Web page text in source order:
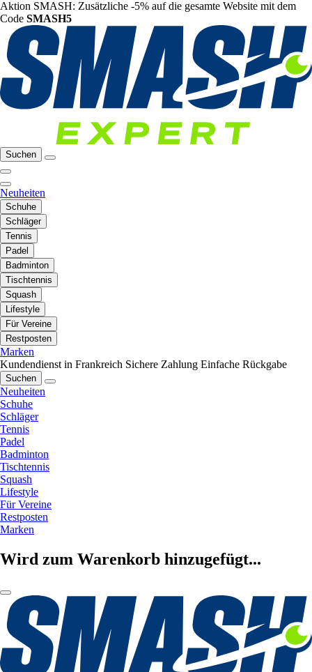
Aktion SMASH: Zusätzliche -5% auf die gesamte Website mit dem
Code SMASH5
Suchen
Neuheiten
Schuhe
Schläger
Tennis
Padel
Badminton
Tischtennis
Squash
Lifestyle
Für Vereine
Restposten
Marken
Kundendienst in Frankreich Sichere Zahlung Einfache Rückgabe
Suchen
Neuheiten
Schuhe
Schläger
Tennis
Padel
Badminton
Tischtennis
Squash
Lifestyle
Für Vereine
Restposten
Marken
Wird zum Warenkorb hinzugefügt...